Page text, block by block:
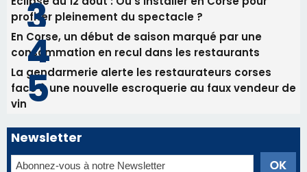
Newsletter
Inscrivez-vous à la newsletter de CNI et recevez par
email les infos les plus importantes et une sélection de
nos meilleurs articles